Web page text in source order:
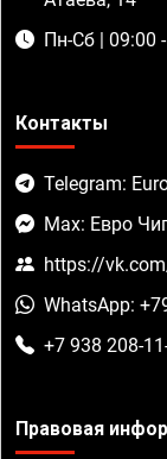
Пн-Сб | 09:00
Контакты
Telegram:
Max: Евро
https://
WhatsApp:
+7 938 208-
Правовая